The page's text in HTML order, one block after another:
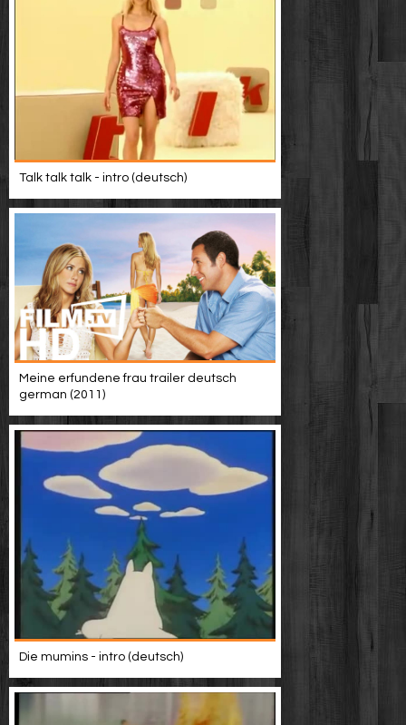
Talk talk talk - intro (deutsch)
Meine erfundene frau trailer deutsch
german (2011)
Die mumins - intro (deutsch)